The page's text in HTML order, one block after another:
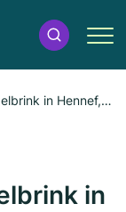
in Hennef,
in